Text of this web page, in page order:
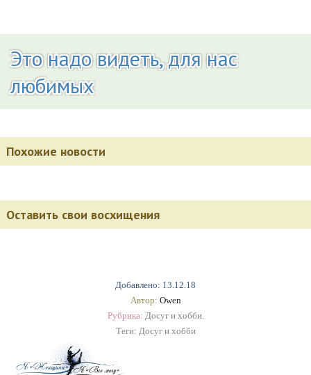
Добавлено: 13.12.18
Автор: Owen
Рубрика: Досуг и хобби.
Теги: Досуг и хобби
Это надо видеть, для нас
любимых
Похожие новости
Оставить свои восхищения